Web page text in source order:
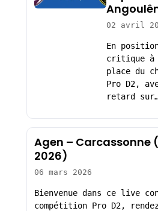
02 avril
En
critique à
place du
Pro D2,
retard
Agen – Carcassonne
2026)
06 mars 2026
Bienvenue dans ce live
compétition Pro D2,